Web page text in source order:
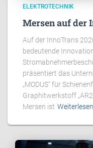
ELEKTROTECHNIK
Mersen auf der
Auf der InnoTrans
bedeutende
präsentiert das
„MODUS“ für
Graphitwerkstoff
Mersen ist